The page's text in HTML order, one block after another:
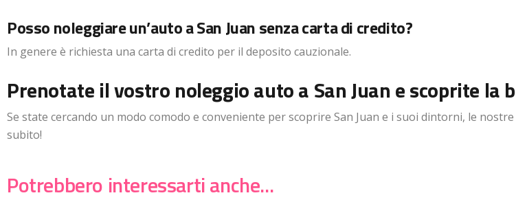
Posso noleggiare un’auto a San Juan senza carta di credito?
In genere è richiesta una carta di credito per il deposito cauzionale.
Prenotate il vostro noleggio auto a San Juan e scoprite la
Se state cercando un modo comodo e conveniente per scoprire San Juan e i suoi dintorni, le
subito!
Potrebbero interessarti anche...